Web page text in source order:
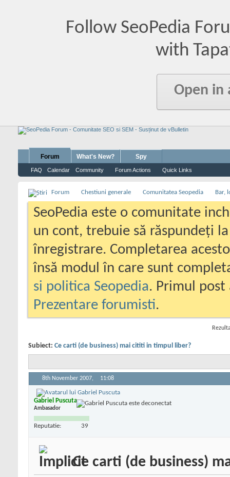
Follow SeoPedia
with
Open in
Forum
FAQ Calendar Community Forum Actions Quick Links
What's New? Spy
Forum Chestiuni generale Comunitatea Seopedia Bar,
SeoPedia este o comunitate
un cont, trebuie să răspundeți
înregistrare. Completarea
însă modul în care sunt
si politica Seopedia. Primul
Prezentare forumisti.
Subiect: Ce carti (de business) mai cititi in timpul liber?
8th November 2007, 11:08
Gabriel Puscuta
Ambasador
Reputatie: 39
Ce carti (de business)